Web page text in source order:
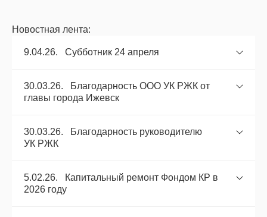
Новостная лента:
9.04.26. Субботник 24 апреля
30.03.26. Благодарность ООО УК РЖК от
главы города Ижевск
30.03.26. Благодарность руководителю
УК РЖК
5.02.26. Капитальный ремонт Фондом КР в
2026 году